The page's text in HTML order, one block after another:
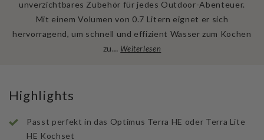
unverzichtbares Zubehör für jedes Outdoor-Abenteuer.
Mit einem Volumen von 0.7 Litern eignet er sich
hervorragend, um schnell und effizient Wasser zum Kochen
zu… Weiterlesen
Highlights
Passt perfekt in das Optimus Terra HE oder Terra Lite
HE Kochset